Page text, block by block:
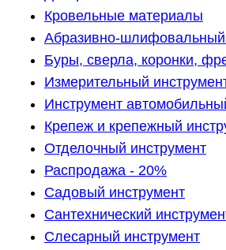
Кровельные материалы
Абразивно-шлифовальный
Буры, сверла, коронки,
Измерительный
Инструмент
Крепеж и крепежный
Отделочный инструмент
Распродажа - 20%
Садовый инструмент
Сантехнический
Слесарный инструмент